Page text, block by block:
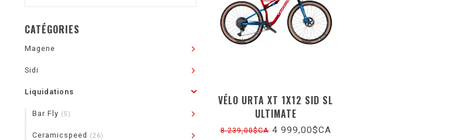
CATÉGORIES
Magene
Sidi
Liquidations
Bar Fly (5)
Ceramicspeed (26)
VÉLO URTA XT 1X12 SID SL
ULTIMATE
8 239,00$CA4 999,00$CA